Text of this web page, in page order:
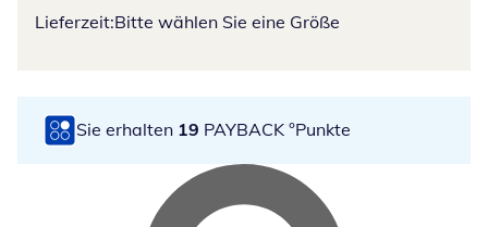
Lieferzeit:Bitte wählen Sie eine Größe
Sie erhalten 19 PAYBACK °Punkte